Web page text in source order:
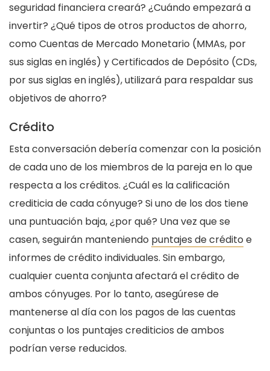
seguridad financiera creará? ¿Cuándo empezará a
invertir? ¿Qué tipos de otros productos de ahorro,
como Cuentas de Mercado Monetario (MMAs, por
sus siglas en inglés) y Certificados de Depósito (CDs,
por sus siglas en inglés), utilizará para respaldar sus
objetivos de ahorro?
Crédito
Esta conversación debería comenzar con la posición
de cada uno de los miembros de la pareja en lo que
respecta a los créditos. ¿Cuál es la calificación
crediticia de cada cónyuge? Si uno de los dos tiene
una puntuación baja, ¿por qué? Una vez que se
casen, seguirán manteniendo puntajes de crédito e
informes de crédito individuales. Sin embargo,
cualquier cuenta conjunta afectará el crédito de
ambos cónyuges. Por lo tanto, asegúrese de
mantenerse al día con los pagos de las cuentas
conjuntas o los puntajes crediticios de ambos
podrían verse reducidos.